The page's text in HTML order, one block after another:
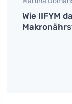
Wie IIFYM